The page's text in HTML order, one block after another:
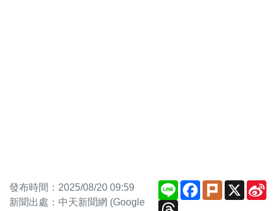
發布時間：2025/08/20 09:59
新聞出處：中天新聞網 (Google
Line Facebook
PlurkX
Threads